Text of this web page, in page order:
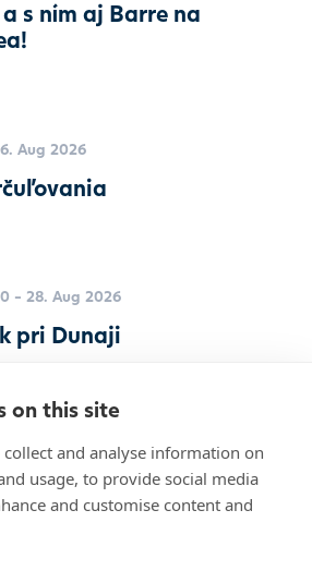
on this site
collect and analyse information on
usage, to provide social media
and customise content and
s ním aj Barre na
Aug 2026
- 28. Aug 2026
pri Dunaji
Opening hours